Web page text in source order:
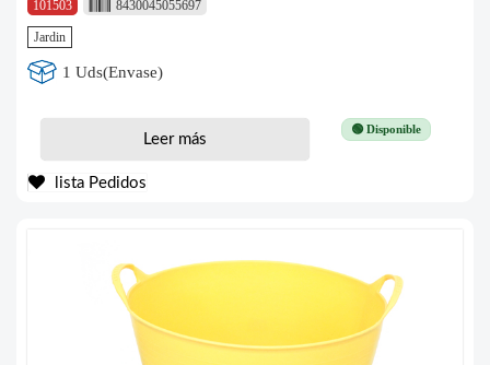
101503
8430045055697
Jardin
1 Uds(Envase)
🟢 Disponible
Leer más
lista Pedidos